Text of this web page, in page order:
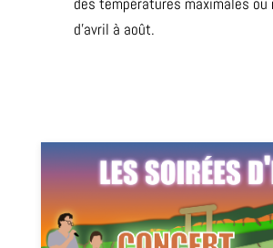
d’avril à août.